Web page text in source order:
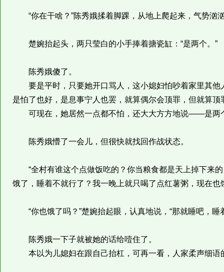
“你在干啥？”陈秀娥揉着脚踝，从地上爬起来，气势汹
楚婉抬起头，两只莹白的小手捧着搪瓷缸：“是两个。”
陈秀娥傻了。
要是平时，只要她开口骂人，这小媳妇怕吵着家里其他
是怕了也好，是息事宁人也罢，就算偶尔会顶罪，但就算
可现在，她居然一点都不怕，还大大方方地说——是两
陈秀娥懵了一会儿，但很快就找回作战状态。
“全村有谁这个点做饭吃的？你当粮食都是天上掉下来的
饿了，睡着不就行了？我一晚上就只喝了点红薯粥，现在也
“你也饿了吗？”楚婉抬起眼，认真地说，“那就睡吧，睡
陈秀娥一下子就被她的话给噎住了。
本以为儿媳妇在跟自己抬杠，可再一看，人家柔声细语